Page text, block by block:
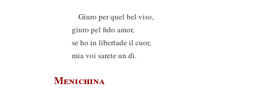
Giuro per quel bel viso,
giuro pel fido amor,
se ho in libertade il cuor,
mia voi sarete un dì.
Menichina